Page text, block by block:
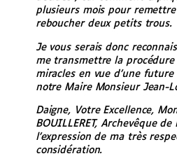
plusieurs mois pour
reboucher deux petits trous.
Je vous serais donc
me transmettre la
miracles en vue d’une
notre Maire Monsieur Jean-
Daigne, Votre Excellence,
BOUILLERET, Archevêque de
l’expression de ma très
considération.